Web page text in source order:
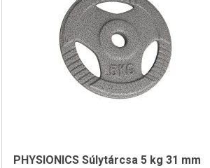
PHYSIONICS Súlytárcsa 5 kg 31 mm